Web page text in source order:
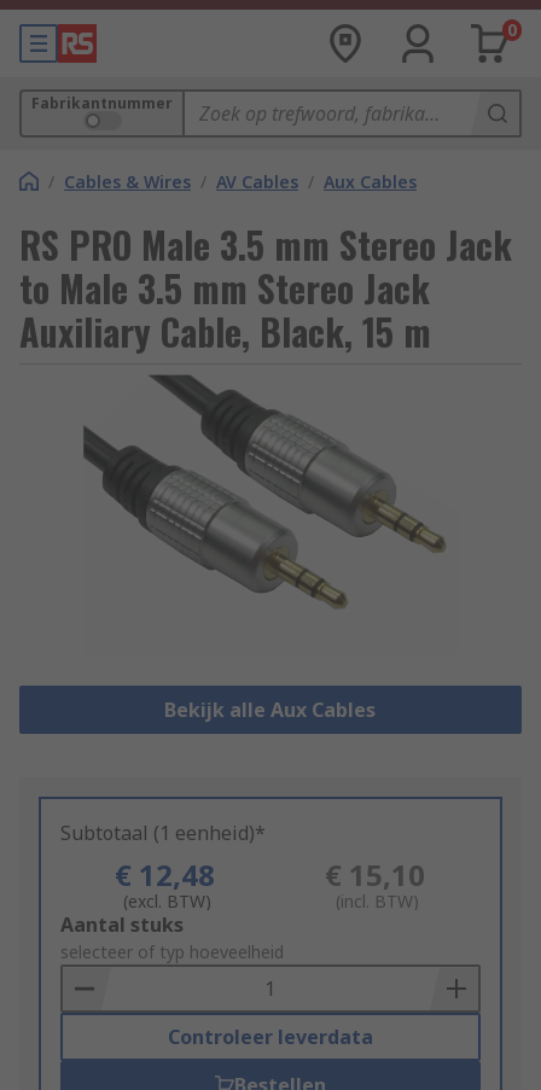
0
Fabrikantnummer
/ Cables & Wires / AV Cables / Aux Cables
RS PRO Male 3.5 mm Stereo Jack
to Male 3.5 mm Stereo Jack
Auxiliary Cable, Black, 15 m
Bekijk alle Aux Cables
Subtotaal (1 eenheid)*
€ 12,48
(excl. BTW)
€ 15,10
(incl. BTW)
Add
to
Basket
Aantal stuks
selecteer of typ hoeveelheid
Controleer leverdata